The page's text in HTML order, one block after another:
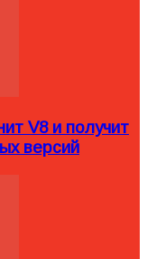
V8 и получит
версий